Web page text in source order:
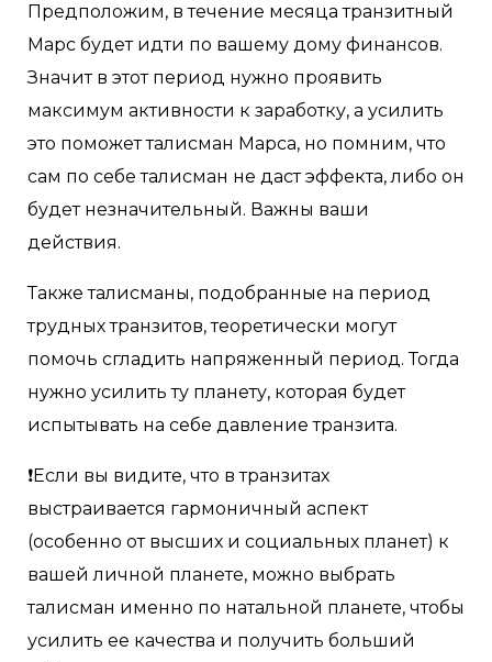
Предположим, в течение месяца транзитный
Марс будет идти по вашему дому финансов.
Значит в этот период нужно проявить
максимум активности к заработку, а усилить
это поможет талисман Марса, но помним, что
сам по себе талисман не даст эффекта, либо он
будет незначительный. Важны ваши
действия.
Также талисманы, подобранные на период
трудных транзитов, теоретически могут
помочь сгладить напряженный период. Тогда
нужно усилить ту планету, которая будет
испытывать на себе давление транзита.
❗Если вы видите, что в транзитах
выстраивается гармоничный аспект
(особенно от высших и социальных планет) к
вашей личной планете, можно выбрать
талисман именно по натальной планете, чтобы
усилить ее качества и получить больший